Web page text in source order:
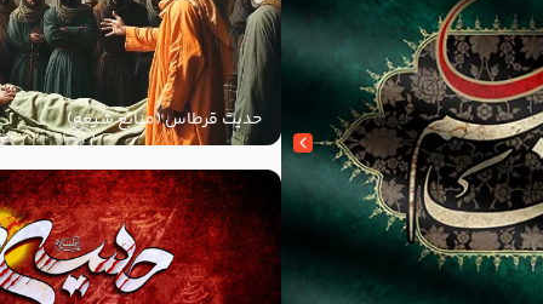
حدیث قرطاس (منابع شیعه)